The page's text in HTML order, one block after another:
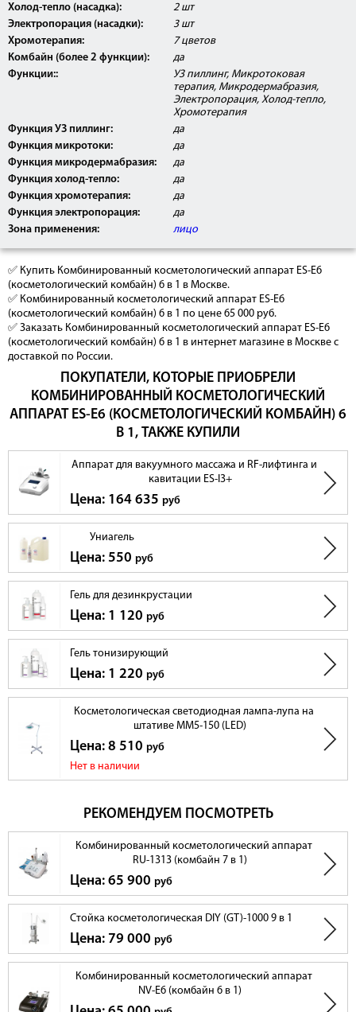
Холод-тепло (насадка):
2 шт
Электропорация (насадки):
3 шт
Хромотерапия:
7 цветов
Комбайн (более 2 функции):
да
Функции::
УЗ пиллинг, Микротоковая
терапия, Микродермабразия,
Электропорация, Холод-тепло,
Хромотерапия
Функция УЗ пиллинг:
да
Функция микротоки:
да
Функция микродермабразия:
да
Функция холод-тепло:
да
Функция хромотерапия:
да
Функция электропорация:
да
Зона применения:
лицо
✅ Купить Комбинированный косметологический аппарат ES-E6
(косметологический комбайн) 6 в 1 в Москве.
✅ Комбинированный косметологический аппарат ES-E6
(косметологический комбайн) 6 в 1 по цене 65 000 руб.
✅ Заказать Комбинированный косметологический аппарат ES-E6
(косметологический комбайн) 6 в 1 в интернет магазине в Москве с
доставкой по России.
ПОКУПАТЕЛИ, КОТОРЫЕ ПРИОБРЕЛИ
КОМБИНИРОВАННЫЙ КОСМЕТОЛОГИЧЕСКИЙ
АППАРАТ ES-E6 (КОСМЕТОЛОГИЧЕСКИЙ КОМБАЙН) 6
В 1, ТАКЖЕ КУПИЛИ
Аппарат для вакуумного массажа и RF-лифтинга и
кавитации ES-I3+
Цена: 164 635 руб
Униагель
Цена: 550 руб
Гель для дезинкрустации
Цена: 1 120 руб
Гель тонизирующий
Цена: 1 220 руб
Косметологическая светодиодная лампа-лупа на
штативе ММ5-150 (LED)
Цена: 8 510 руб
Нет в наличии
РЕКОМЕНДУЕМ ПОСМОТРЕТЬ
Комбинированный косметологический аппарат
RU-1313 (комбайн 7 в 1)
Цена: 65 900 руб
Стойка косметологическая DIY (GT)-1000 9 в 1
Цена: 79 000 руб
Комбинированный косметологический аппарат
NV-E6 (комбайн 6 в 1)